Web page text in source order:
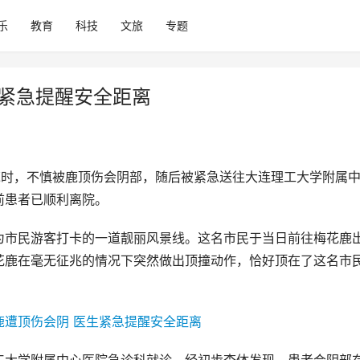
教育 科技 文旅 专题
急提醒安全距离
，不慎被鹿顶伤会阴部，随后被紧急送往大连理工大学附属
者已顺利离院。
民游客打卡的一道靓丽风景线。这名市民于当日前往梅花鹿
在毫无征兆的情况下突然做出顶撞动作，恰好顶在了这名市